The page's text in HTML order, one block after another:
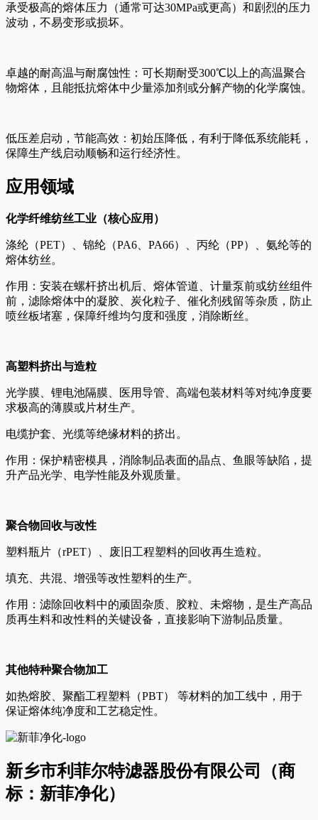
承受极高的熔体压力（通常可达30MPa或更高）和剧烈的压力
波动，不易变形或损坏。
卓越的耐高温与耐腐蚀性：可长期耐受300℃以上的高温聚合
物熔体，且能抵抗熔体中少量添加剂或分解产物的化学腐蚀。
低压差启动，节能高效：初始压降低，有利于降低系统能耗，
保障生产线启动顺畅和运行经济性。
应用领域
化学纤维纺丝工业（核心应用）
涤纶（PET）、锦纶（PA6、PA66）、丙纶（PP）、氨纶等的
熔体纺丝。
作用：安装在螺杆挤出机后、熔体管道、计量泵前或纺丝组件
前，滤除熔体中的凝胶、炭化粒子、催化剂残留等杂质，防止
喷丝板堵塞，保障纤维均匀度和强度，消除断丝。
高塑料挤出与造粒
光学膜、锂电池隔膜、医用导管、高端包装材料等对纯净度要
求极高的薄膜或片材生产。
电缆护套、光缆等绝缘材料的挤出。
作用：保护精密模具，消除制品表面的晶点、鱼眼等缺陷，提
升产品光学、电学性能及外观质量。
聚合物回收与改性
塑料瓶片（rPET）、废旧工程塑料的回收再生造粒。
填充、共混、增强等改性塑料的生产。
作用：滤除回收料中的顽固杂质、胶粒、未熔物，是生产高品
质再生料和改性料的关键设备，直接影响下游制品质量。
其他特种聚合物加工
如热熔胶、聚酯工程塑料（PBT） 等材料的加工线中，用于
保证熔体纯净度和工艺稳定性。
新乡市利菲尔特滤器股份有限公司（商
标：新菲净化）